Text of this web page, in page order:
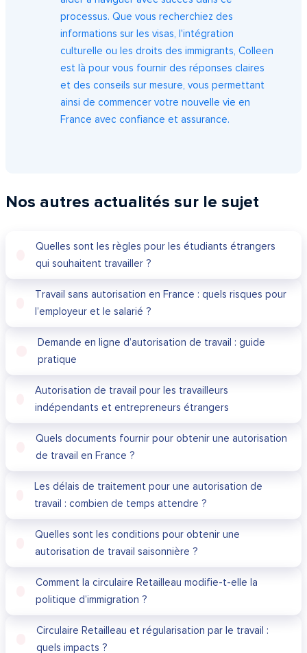
processus. Que vous recherchiez des
informations sur les visas, l'intégration
culturelle ou les droits des immigrants, Colleen
est là pour vous fournir des réponses claires
et des conseils sur mesure, vous permettant
ainsi de commencer votre nouvelle vie en
France avec confiance et assurance.
Nos autres actualités sur le sujet
Quelles sont les règles pour les étudiants étrangers
qui souhaitent travailler ?
Travail sans autorisation en France : quels risques pour
l’employeur et le salarié ?
Demande en ligne d’autorisation de travail : guide
pratique
Autorisation de travail pour les travailleurs
indépendants et entrepreneurs étrangers
Quels documents fournir pour obtenir une autorisation
de travail en France ?
Les délais de traitement pour une autorisation de
travail : combien de temps attendre ?
Quelles sont les conditions pour obtenir une
autorisation de travail saisonnière ?
Comment la circulaire Retailleau modifie-t-elle la
politique d’immigration ?
Circulaire Retailleau et régularisation par le travail :
quels impacts ?